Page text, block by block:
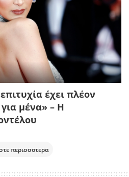
έχει πλέον
μένα» – Η
περισσοτερα